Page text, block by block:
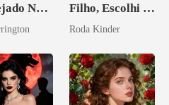
Na
Filho, Escolhi o
Don
Roda Kinder